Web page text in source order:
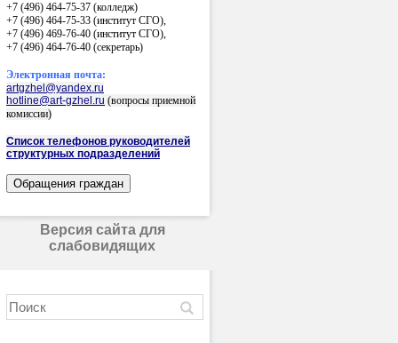
+7 (496) 464-75-37 (колледж)
+7 (496) 464-75-33 (институт СГО),
+7 (496) 469-76-40 (институт СГО),
+7 (496) 464-76-40 (секретарь)
Электронная почта:
artgzhel@yandex.ru
hotline@art-gzhel.ru (вопросы приемной
комиссии)
Список телефонов руководителей
структурных подразделений
Версия сайта для
слабовидящих